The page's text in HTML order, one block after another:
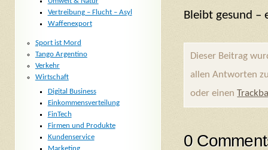
Bleibt gesund –
Dieser Beitrag
allen Antworten
oder einen
0
Vertreibung – Flucht – Asyl
Waffenexport
Sport ist Mord
Tango Argentino
Verkehr
Wirtschaft
Digital Business
Einkommensverteilung
FinTech
Firmen und Produkte
Kundenservice